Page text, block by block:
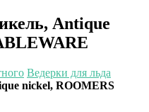
Antique
Ведерки для льда
nickel, ROOMERS